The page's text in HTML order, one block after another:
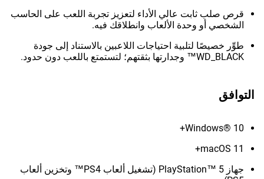
قرص صلب ثابت عالي الأداء لتعزيز تجربة اللعب على الحاسب
الشخصي أو وحدة الألعاب وانطلاقك فيه.
طوِّر خصيصًا لتلبية احتياجات اللاعبين بالاستناد إلى جودة
WD_BLACK™ وجدارتها بثقتهم؛ لتستمتع باللعب دون حدود.
التوافق
Windows® 10+
macOS 11+
جهاز PlayStation™ 5 (تشغيل ألعاب PS4™ وتخزين ألعاب